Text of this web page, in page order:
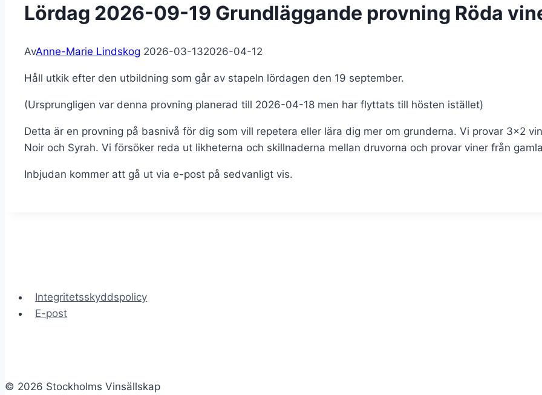
Lördag 2026-09-19 Grundläggande provning Röda
AvAnne-Marie Lindskog 2026-03-132026-04-12
Håll utkik efter den utbildning som går av stapeln lördagen den 19 september.
(Ursprungligen var denna provning planerad till 2026-04-18 men har flyttats till hösten istället)
Detta är en provning på basnivå för dig som vill repetera eller lära dig mer om grunderna. Vi provar 3×2
Noir och Syrah. Vi försöker reda ut likheterna och skillnaderna mellan druvorna och provar viner från
Inbjudan kommer att gå ut via e-post på sedvanligt vis.
Integritetsskyddspolicy
E-post
© 2026 Stockholms Vinsällskap